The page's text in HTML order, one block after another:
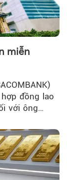
miễn
đồng lao
với ông